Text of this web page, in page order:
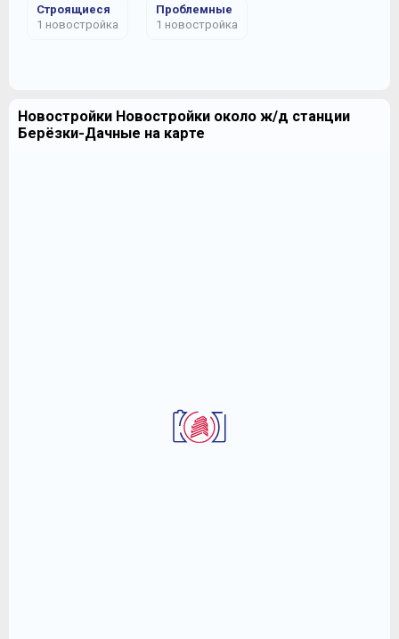
Строящиеся
1 новостройка
Проблемные
1 новостройка
Новостройки Новостройки около ж/д станции
Берёзки-Дачные на карте